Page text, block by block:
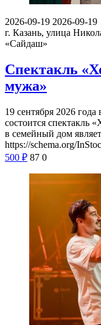
2026-09-19 2026-09-19
г. Казань, улица
«Сайдаш»
Спектакль
мужа»
19 сентября 2026
состоится спектакль
в семейный дом
https://schema.org/
500 ₽ 87 0